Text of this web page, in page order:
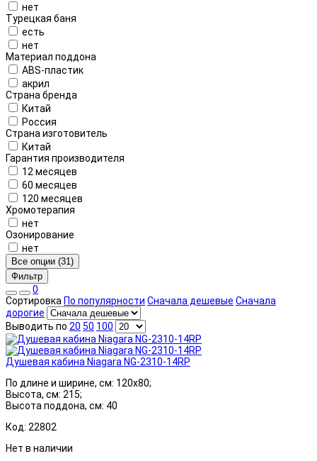
нет
Турецкая баня
есть
нет
Материал поддона
ABS-пластик
акрил
Страна бренда
Китай
Россия
Страна изготовитель
Китай
Гарантия производителя
12 месяцев
60 месяцев
120 месяцев
Хромотерапия
нет
Озонирование
нет
Все опции (31)
Фильтр
0
Сортировка По популярности Сначала дешевые Сначала
дорогие
Выводить по 20 50 100
Душевая кабина Niagara NG-2310-14RP
По длине и ширине, см: 120x80;
Высота, см: 215;
Высота поддона, см: 40
Код: 22802
Нет в наличии